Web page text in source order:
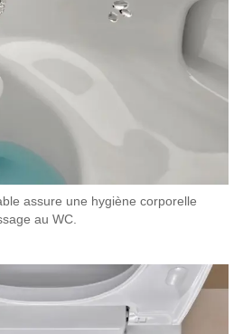
assure une hygiène corporelle
au WC.